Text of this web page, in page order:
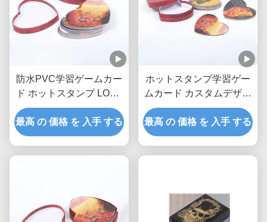
防水PVC学習ゲームカー
ド ホットスタンプ LOVE
形
最高 の 価格 を 入手 する
ホットスタンプ学習ゲー
ムカード カスタムデザイ
ンゲームカード ODM
最高 の 価格 を 入手 する